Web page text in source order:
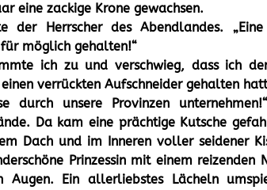
eine zackige Krone gewachsen.
der Herrscher des Abendlandes.
möglich gehalten!“
ich zu und verschwieg, dass ich
verrückten Aufschneider gehalten
durch unsere Provinzen
Da kam eine prächtige Kutsche
Dach und im Inneren voller seidener
Prinzessin mit einem reizenden
Augen. Ein allerliebstes Lächeln